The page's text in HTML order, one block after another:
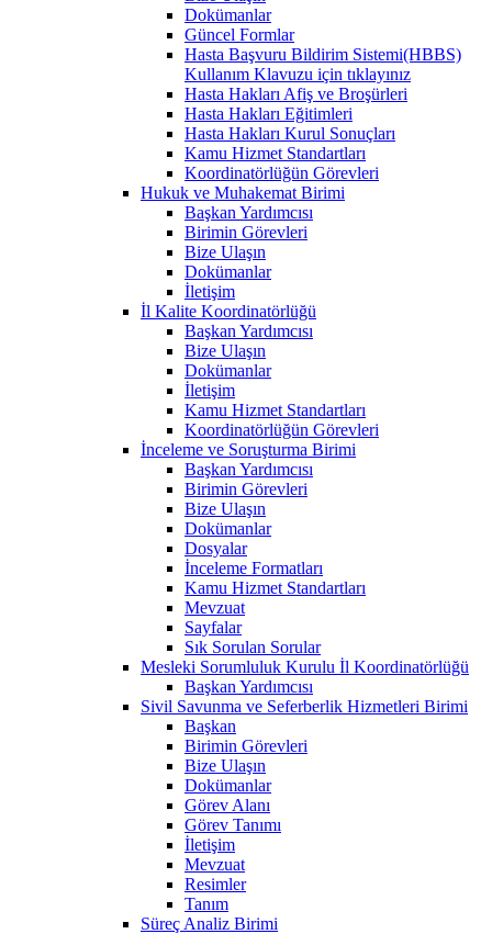
Dokümanlar
Güncel Formlar
Hasta Başvuru Bildirim Sistemi(HBBS)
Kullanım Klavuzu için tıklayınız
Hasta Hakları Afiş ve Broşürleri
Hasta Hakları Eğitimleri
Hasta Hakları Kurul Sonuçları
Kamu Hizmet Standartları
Koordinatörlüğün Görevleri
Hukuk ve Muhakemat Birimi
Başkan Yardımcısı
Birimin Görevleri
Bize Ulaşın
Dokümanlar
İletişim
İl Kalite Koordinatörlüğü
Başkan Yardımcısı
Bize Ulaşın
Dokümanlar
İletişim
Kamu Hizmet Standartları
Koordinatörlüğün Görevleri
İnceleme ve Soruşturma Birimi
Başkan Yardımcısı
Birimin Görevleri
Bize Ulaşın
Dokümanlar
Dosyalar
İnceleme Formatları
Kamu Hizmet Standartları
Mevzuat
Sayfalar
Sık Sorulan Sorular
Mesleki Sorumluluk Kurulu İl Koordinatörlüğü
Başkan Yardımcısı
Sivil Savunma ve Seferberlik Hizmetleri Birimi
Başkan
Birimin Görevleri
Bize Ulaşın
Dokümanlar
Görev Alanı
Görev Tanımı
İletişim
Mevzuat
Resimler
Tanım
Süreç Analiz Birimi